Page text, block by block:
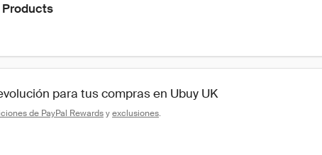
para tus compras en Ubuy UK
de PayPal Rewards y exclusiones.